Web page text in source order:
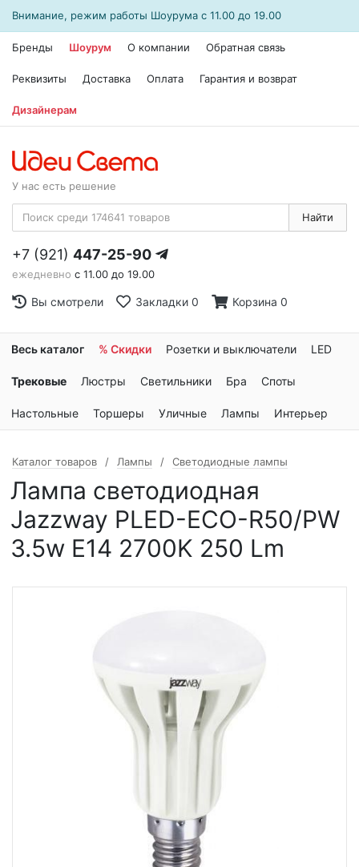
Внимание, режим работы Шоурума с 11.00 до 19.00
Бренды Шоурум О компании Обратная связь
Реквизиты Доставка Оплата Гарантия и возврат
Дизайнерам
У нас есть решение
Найти
+7 (921) 447-25-90
ежедневно с 11.00 до 19.00
Вы смотрели Закладки 0 Корзина 0
Весь каталог % Скидки Розетки и выключатели LED
Трековые Люстры Светильники Бра Споты
Настольные Торшеры Уличные Лампы Интерьер
Каталог товаров Лампы Светодиодные лампы
Лампа светодиодная
Jazzway PLED-ECO-R50/PW
3.5w E14 2700K 250 Lm